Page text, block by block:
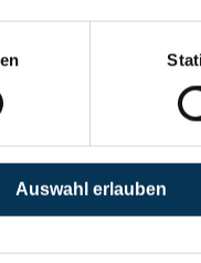
Auswahl erlauben
(m/w/d) und
nicht verhandelbar ist,
der Tourismusakteure,
Einklang zu bringen.
Detail die folgenden